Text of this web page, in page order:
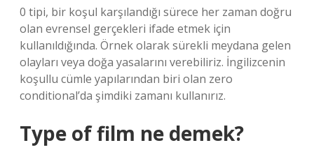
0 tipi, bir koşul karşılandığı sürece her zaman doğru
olan evrensel gerçekleri ifade etmek için
kullanıldığında. Örnek olarak sürekli meydana gelen
olayları veya doğa yasalarını verebiliriz. İngilizcenin
koşullu cümle yapılarından biri olan zero
conditional’da şimdiki zamanı kullanırız.
Type of film ne demek?